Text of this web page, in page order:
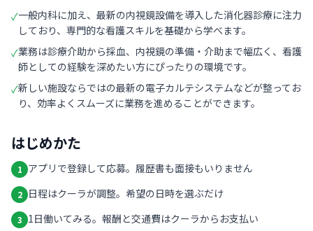
✓一般内科に加え、最新の内視鏡設備を導入した消化器診療に注力
しており、専門的な看護スキルを基礎から学べます。
✓業務は診療介助から採血、内視鏡の準備・介助まで幅広く、看護
師としての経験を深めたい方にぴったりの環境です。
✓新しい施設ならではの最新の電子カルテシステムなどが整ってお
り、効率よくスムーズに業務を進めることができます。
はじめかた
1 アプリで登録して応募。履歴書も面接もいりません
2 日程はクーラが調整。希望の日時を選ぶだけ
3 1日働いてみる。報酬と交通費はクーラからお支払い